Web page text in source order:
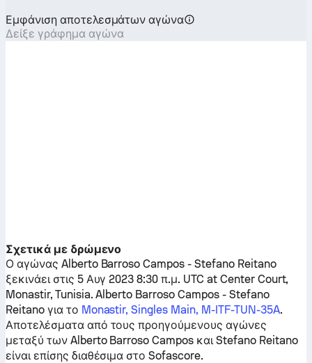
Εμφάνιση αποτελεσμάτων αγώνα
Δείξε γράφημα αγώνα
Σχετικά με δρώμενο
Ο αγώνας Alberto Barroso Campos -Stefano Reitano
ξεκινάει στις 5 Αυγ 2023 8:30 π.μ. UTC at Center Court,
Monastir, Tunisia.Alberto Barroso Campos- Stefano
Reitanoγια το Monastir, Singles Main, M-ITF-TUN-35A.
Αποτελέσματα από τους προηγούμενους αγώνες
μεταξύ των Alberto Barroso Campos καιStefano Reitano
είναι επίσης διαθέσιμα στο Sofascore.